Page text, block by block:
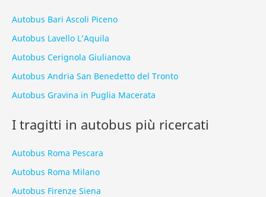
Autobus Bari Ascoli Piceno
Autobus Lavello L’Aquila
Autobus Cerignola Giulianova
Autobus Andria San Benedetto del Tronto
Autobus Gravina in Puglia Macerata
I tragitti in autobus più ricercati
Autobus Roma Pescara
Autobus Roma Milano
Autobus Firenze Siena